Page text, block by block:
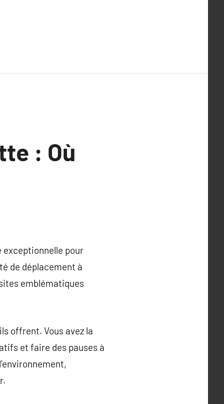
: Où
pour
de déplacement à
emblématiques
offrent. Vous avez la
et faire des pauses à